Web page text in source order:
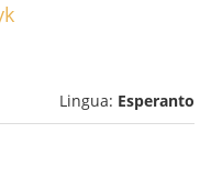
Lingua: Esperanto